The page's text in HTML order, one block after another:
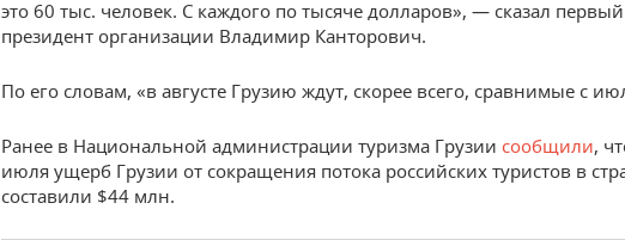
это 60 тыс. человек. С каждого по тысяче долларов», — сказал
президент организации Владимир Канторович.
По его словам, «в августе Грузию ждут, скорее всего, сравнимые с
Ранее в Национальной администрации туризма Грузии сообщили,
июля ущерб Грузии от сокращения потока российских туристов в
составили $44 млн.